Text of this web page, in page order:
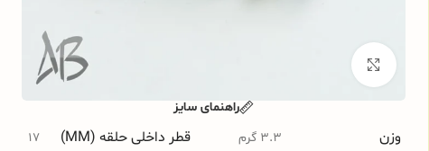
وزن 3.3 گرم قطر داخلی حلقه (MM) 17
راهنمای سایز